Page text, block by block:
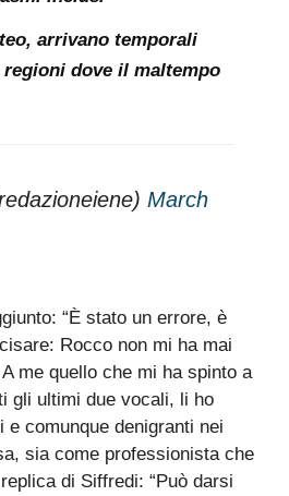
arrivano temporali
dove il maltempo
March
“È stato un errore, è
Rocco non mi ha mai
me quello che mi ha spinto a
gli ultimi due vocali, li ho
comunque denigranti nei
sia come professionista che
di Siffredi: “Può darsi